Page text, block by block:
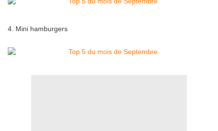
4. Mini hamburgers